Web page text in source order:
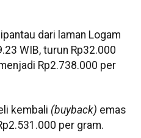
dari laman Logam
WIB, turun Rp32.000
Rp2.738.000 per
kembali (buyback) emas
per gram.